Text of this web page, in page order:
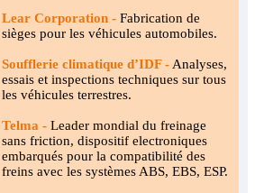
Lear Corporation - Fabrication de
sièges pour les véhicules automobiles.
Soufflerie climatique d’IDF - Analyses,
essais et inspections techniques sur tous
les véhicules terrestres.
Telma - Leader mondial du freinage
sans friction, dispositif electroniques
embarqués pour la compatibilité des
freins avec les systèmes ABS, EBS, ESP.